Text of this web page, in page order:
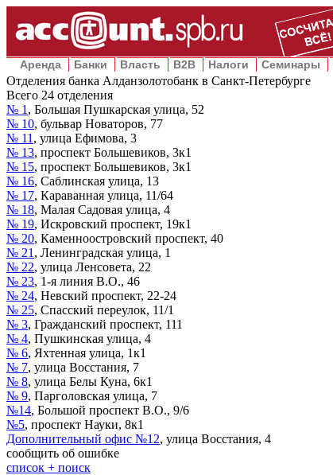
Аренда Банки Власть B2B Налоги Семинары
Отделения банка Алданзолотобанк в Санкт-Петербурге
Всего 24 отделения
№ 1 , Большая Пушкарская улица, 52
№ 10, бульвар Новаторов, 77
№ 11 , улица Ефимова, 3
№ 13, проспект Большевиков, 3к1
№ 15, проспект Большевиков, 3к1
№ 16, Саблинская улица, 13
№ 17, Караванная улица, 11/64
№ 18, Малая Садовая улица, 4
№ 19, Искровский проспект, 19к1
№ 20, Каменноостровский проспект, 40
№ 21 , Ленинградская улица, 1
№ 22, улица Ленсовета, 22
№ 23, 1-я линия В.О., 46
№ 24, Невский проспект, 22-24
№ 25, Спасский переулок, 11/1
№ 3, Гражданский проспект, 111
№ 4, Пушкинская улица, 4
№ 6, Яхтенная улица, 1к1
№ 7, улица Восстания, 7
№ 8, улица Белы Куна, 6к1
№ 9, Парголовская улица, 7
№14, Большой проспект В.О., 9/6
№5, проспект Науки, 8к1
Дополнительный офис №12, улица Восстания, 4
сообщить об ошибке
список + поиск